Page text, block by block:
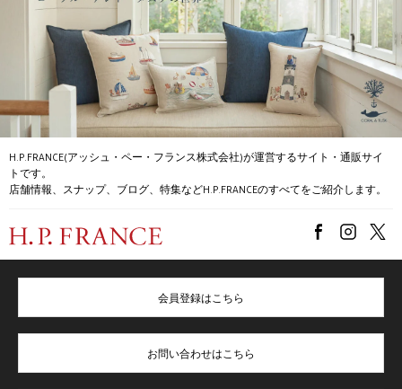
H.P.FRANCE(アッシュ・ペー・フランス株式会社)が運営するサイト・通販サイ
トです。
店舗情報、スナップ、ブログ、特集などH.P.FRANCEのすべてをご紹介します。
会員登録はこちら
お問い合わせはこちら